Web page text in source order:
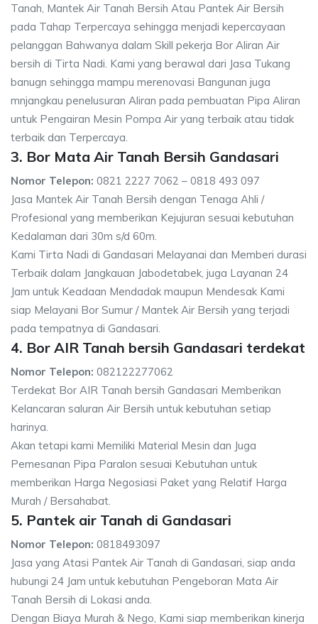
Tanah, Mantek Air Tanah Bersih Atau Pantek Air Bersih
pada Tahap Terpercaya sehingga menjadi kepercayaan
pelanggan Bahwanya dalam Skill pekerja Bor Aliran Air
bersih di Tirta Nadi. Kami yang berawal dari Jasa Tukang
banugn sehingga mampu merenovasi Bangunan juga
mnjangkau penelusuran Aliran pada pembuatan Pipa Aliran
untuk Pengairan Mesin Pompa Air yang terbaik atau tidak
terbaik dan Terpercaya.
3. Bor Mata Air Tanah Bersih Gandasari
Nomor Telepon: 0821 2227 7062 – 0818 493 097
Jasa Mantek Air Tanah Bersih dengan Tenaga Ahli /
Profesional yang memberikan Kejujuran sesuai kebutuhan
Kedalaman dari 30m s/d 60m.
Kami Tirta Nadi di Gandasari Melayanai dan Memberi durasi
Terbaik dalam Jangkauan Jabodetabek, juga Layanan 24
Jam untuk Keadaan Mendadak maupun Mendesak Kami
siap Melayani Bor Sumur / Mantek Air Bersih yang terjadi
pada tempatnya di Gandasari.
4. Bor AIR Tanah bersih Gandasari terdekat
Nomor Telepon: 082122277062
Terdekat Bor AIR Tanah bersih Gandasari Memberikan
Kelancaran saluran Air Bersih untuk kebutuhan setiap
harinya.
Akan tetapi kami Memiliki Material Mesin dan Juga
Pemesanan Pipa Paralon sesuai Kebutuhan untuk
memberikan Harga Negosiasi Paket yang Relatif Harga
Murah / Bersahabat.
5. Pantek air Tanah di Gandasari
Nomor Telepon: 0818493097
Jasa yang Atasi Pantek Air Tanah di Gandasari, siap anda
hubungi 24 Jam untuk kebutuhan Pengeboran Mata Air
Tanah Bersih di Lokasi anda.
Dengan Biaya Murah & Nego, Kami siap memberikan kinerja